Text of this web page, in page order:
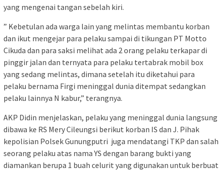
yang mengenai tangan sebelah kiri.
” Kebetulan ada warga lain yang melintas membantu korban
dan ikut mengejar para pelaku sampai di tikungan PT Motto
Cikuda dan para saksi melihat ada 2 orang pelaku terkapar di
pinggir jalan dan ternyata para pelaku tertabrak mobil box
yang sedang melintas, dimana setelah itu diketahui para
pelaku bernama Firgi meninggal dunia ditempat sedangkan
pelaku lainnya N kabur,” terangnya.
AKP Didin menjelaskan, pelaku yang meninggal dunia langsung
dibawa ke RS Mery Cileungsi berikut korban IS dan J. Pihak
kepolisian Polsek Gunungputri juga mendatangi TKP dan salah
seorang pelaku atas nama YS dengan barang bukti yang
diamankan berupa 1 buah celurit yang digunakan untuk berbuat